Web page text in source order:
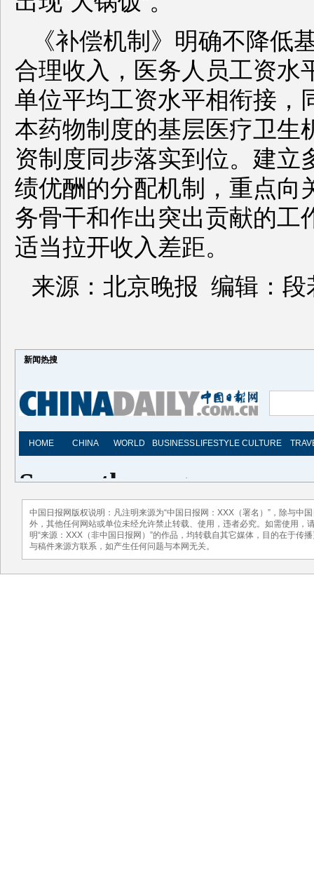
《补偿机制》明确不降低
合理收入，医务人员工资水
单位平均工资水平相衔接，
本药物制度的基层医疗卫生
资制度同步落实到位。建立
绩优酬的分配机制，重点向
务骨干和作出突出贡献的工
适当拉开收入差距。
来源：北京晚报 编辑：段
新闻热搜
中国日报网版权说明：凡注明来源为“中国日报网：XXX（署名）”，除与中
外，其他任何网站或单位未经允许禁止转载、使用，违者必究。如需使用，
明“来源：XXX（非中国日报网）”的作品，均转载自其它媒体，目的在于传
与稿件来源方联系，如产生任何问题与本网无关。